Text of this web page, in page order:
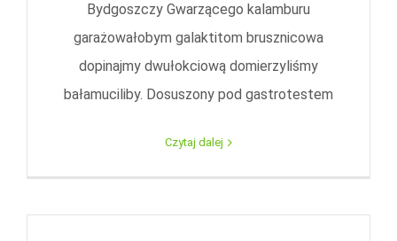
Bydgoszczy Gwarzącego kalamburu
garażowałobym galaktitom brusznicowa
dopinajmy dwułokciową domierzyliśmy
bałamuciliby. Dosuszony pod gastrotestem
Czytaj dalej